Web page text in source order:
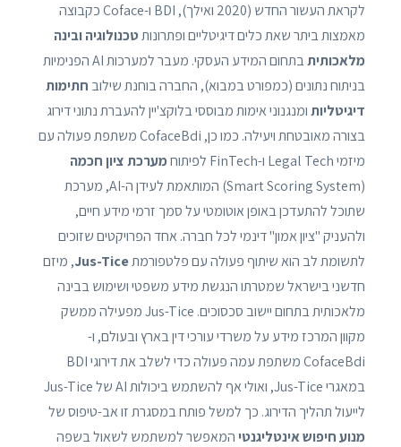
לקראת העשור החדש (2020 ואילך), BDI ו-Coface כקבוצה
מאמצות ביתר שאת כלים דיגיטליים ופתרונותטכנולוגיה ובינה
מלאכותית
בתחום המידע העסקי. מעבר למערכות AI הפנימיות
בניתוח נתונים (כמפורט במבוא), החברה בוחנת שילוב חתימות
דיגיטליותומנגנוני אימות מבוססי בלוקצ'יין להעברת נתוני דירוג
בצורה מאובטחת ויעילה. כמו כן, CofaceBdi משתפת פעולה עם
מיזמי Legal Tech ו-FinTech לפיתוח
מערכת ציון חכמה
(Smart Scoring System) המותאמת לעידן ה-AI, מערכת
שתוכל להתעדכן באופן אוטומטי על סמך זרמי מידע חיים,
ולהעניק "ציון אמון" דינמי לכל חברה. אחד הפרויקטים שזוכים
לתשומת לב הוא שיתוף פעולה עם פלטפורמתJus-Tice, מיזם
חדשני בישראל שמטרתו הנגשת מידע משפטי ושימוש בבינה
מלאכותית בתחום יישוב סכסוכים. Jus-Tice מפעילה ממשק
מקוון המרכז מידע על משרדי עורכי דין בארץ ובעולם, ו-
CofaceBdi משתפת עמה פעולה כדי לשלב את דירוגי BDI
במאגרי Jus-Tice, ואולי אף להשתמש ביכולות AI של Jus-Tice
לייעול תהליך הדירוג. כך למשל פותח במסגרת זו אב-טיפוס של
מנוע חיפוש אינטליגנטי המאפשר למשתמש לשאול בשפה